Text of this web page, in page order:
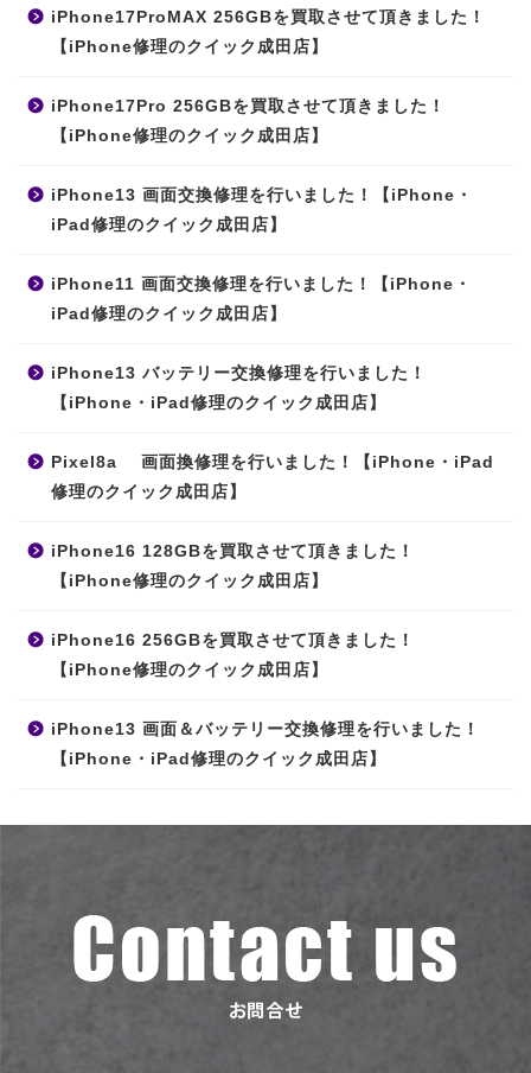
iPhone17ProMAX 256GBを買取させて頂きました！
【iPhone修理のクイック成田店】
iPhone17Pro 256GBを買取させて頂きました！
【iPhone修理のクイック成田店】
iPhone13 画面交換修理を行いました！【iPhone・
iPad修理のクイック成田店】
iPhone11 画面交換修理を行いました！【iPhone・
iPad修理のクイック成田店】
iPhone13 バッテリー交換修理を行いました！
【iPhone・iPad修理のクイック成田店】
Pixel8a 画面換修理を行いました！【iPhone・iPad
修理のクイック成田店】
iPhone16 128GBを買取させて頂きました！
【iPhone修理のクイック成田店】
iPhone16 256GBを買取させて頂きました！
【iPhone修理のクイック成田店】
iPhone13 画面＆バッテリー交換修理を行いました！
【iPhone・iPad修理のクイック成田店】